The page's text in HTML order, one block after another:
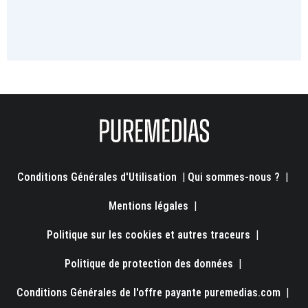
Conditions Générales d'Utilisation | Qui sommes-nous ? |
Mentions légales |
Politique sur les cookies et autres traceurs |
Politique de protection des données |
Conditions Générales de l'offre payante puremedias.com |